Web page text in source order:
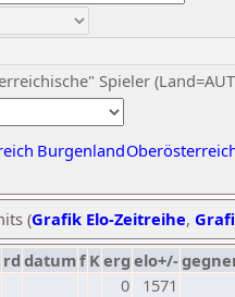
Spieler
Burgenland
(Grafik Elo-Zeitreihe,
rd datumf Kerg elo+/-
0
1571